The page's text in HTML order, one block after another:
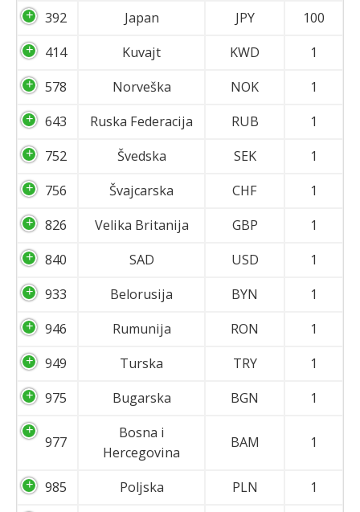
392
Japan JPY
100
414
Kuvajt KWD
1
578
Norveška NOK
1
643
Ruska Federacija RUB
1
752
Švedska SEK
1
756
Švajcarska CHF
1
826
Velika Britanija GBP
1
840
SAD USD
1
933
Belorusija BYN
1
946
Rumunija RON
1
949
Turska TRY
1
975
Bugarska BGN 1
977
Bosna i
Hercegovina
BAM 1
985 Poljska PLN
1